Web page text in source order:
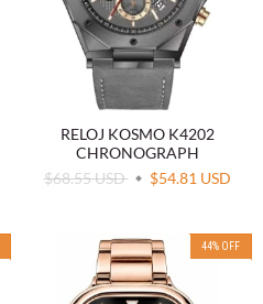
RELOJ KOSMO K4202
CHRONOGRAPH
$68.55 USD
$54.81 USD
44% OFF